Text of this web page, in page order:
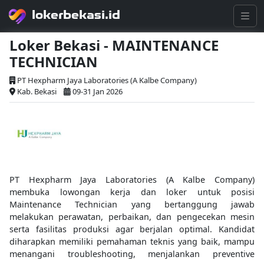
lokerbekasi.id
Loker Bekasi - MAINTENANCE
TECHNICIAN
PT Hexpharm Jaya Laboratories (A Kalbe Company)
Kab. Bekasi
09-31 Jan 2026
PT Hexpharm Jaya Laboratories (A Kalbe Company)
membuka lowongan kerja dan loker untuk posisi
Maintenance Technician yang bertanggung jawab
melakukan perawatan, perbaikan, dan pengecekan mesin
serta fasilitas produksi agar berjalan optimal. Kandidat
diharapkan memiliki pemahaman teknis yang baik, mampu
menangani troubleshooting, menjalankan preventive